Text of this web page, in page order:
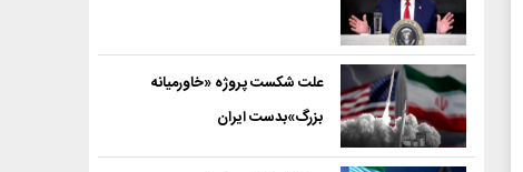
علت شکست پروژه «خاورمیانه
بزرگ»بدست ایران